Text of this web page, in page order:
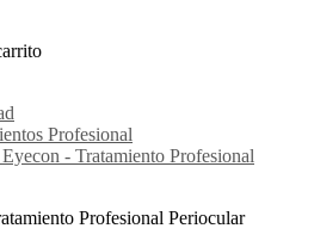
Profesional
- Tratamiento Profesional